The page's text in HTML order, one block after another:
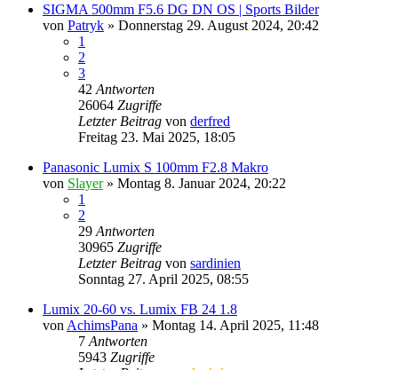
SIGMA 500mm F5.6 DG DN OS | Sports Bilder
von Patryk » Donnerstag 29. August 2024, 20:42
1
2
3
42 Antworten
26064 Zugriffe
Letzter Beitrag von derfred
Freitag 23. Mai 2025, 18:05
Panasonic Lumix S 100mm F2.8 Makro
von Slayer» Montag 8. Januar 2024, 20:22
1
2
29 Antworten
30965 Zugriffe
Letzter Beitrag von sardinien
Sonntag 27. April 2025, 08:55
Lumix 20-60 vs. Lumix FB 24 1.8
von AchimsPana » Montag 14. April 2025, 11:48
7 Antworten
5943 Zugriffe